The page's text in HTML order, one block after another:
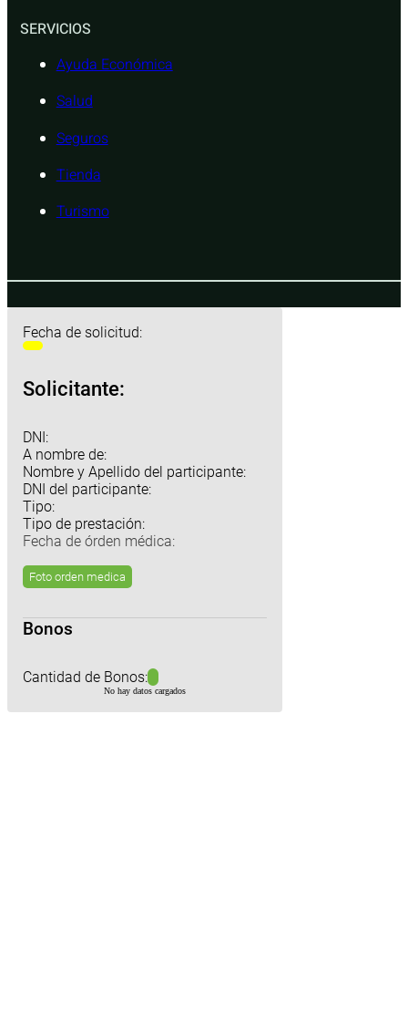
SERVICIOS
Ayuda Económica
Salud
Seguros
Tienda
Turismo
Fecha de solicitud:
Solicitante:
DNI:
A nombre de:
Nombre y Apellido del participante:
DNI del participante:
Tipo:
Tipo de prestación:
Fecha de órden médica:
Foto orden medica
Bonos
Cantidad de Bonos:
No hay datos cargados